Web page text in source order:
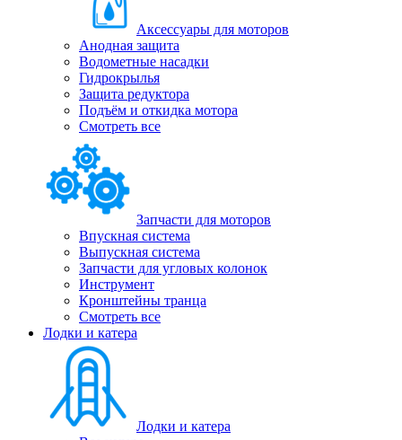
Аксессуары для моторов
Анодная защита
Водометные насадки
Гидрокрылья
Защита редуктора
Подъём и откидка мотора
Смотреть все
Запчасти для моторов
Впускная система
Выпускная система
Запчасти для угловых колонок
Инструмент
Кронштейны транца
Смотреть все
Лодки и катера
Лодки и катера